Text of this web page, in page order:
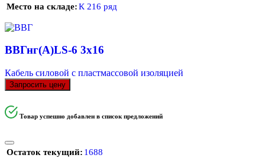
Место на складе К 216 ряд
ВВГнг(А)LS-6 3х16
Кабель силовой с пластмассовой изоляцией
Запросить цену
Товар успешно добавлен в список предложений
Остаток текущий 1688